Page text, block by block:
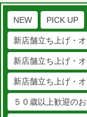
NEW PICK UP
新店舗立ち上げ・
新店舗立ち上げ・
新店舗立ち上げ・
５０歳以上歓迎の